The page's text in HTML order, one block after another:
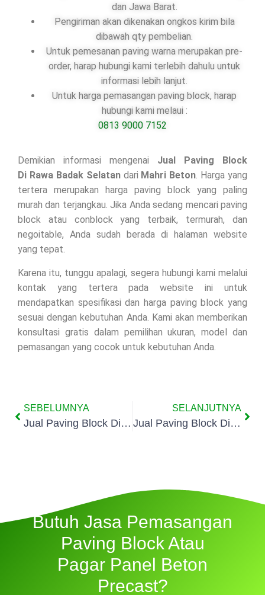
dan Jawa Barat.
Pengiriman akan dikenakan ongkos kirim bila
dibawah qty pembelian.
Untuk pemesanan paving warna merupakan pre-
order, harap hubungi kami terlebih dahulu untuk
informasi lebih lanjut.
Untuk harga pemasangan paving block, harap
hubungi kami melaui :
0813 9000 7152
Demikian informasi mengenai Jual Paving Block
Di Rawa Badak Selatan dari Mahri Beton. Harga yang
tertera merupakan harga paving block yang paling
murah dan terjangkau. Jika Anda sedang mencari paving
block atau conblock yang terbaik, termurah, dan
negoitable, Anda sudah berada di halaman website
yang tepat.
Karena itu, tunggu apalagi, segera hubungi kami melalui
kontak yang tertera pada website ini untuk
mendapatkan spesifikasi dan harga paving block yang
sesuai dengan kebutuhan Anda. Kami akan memberikan
konsultasi gratis dalam pemilihan ukuran, model dan
pemasangan yang cocok untuk kebutuhan Anda.
SEBELUMNYA
Jual Paving Block Di Lagoa
SELANJUTNYA
Jual Paving Block Di Rawa Badak Utara
Butuh Jasa Pemasangan
Paving Block Atau
Pagar Panel Beton
Precast?